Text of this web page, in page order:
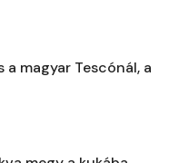
magyar Tescónál, a